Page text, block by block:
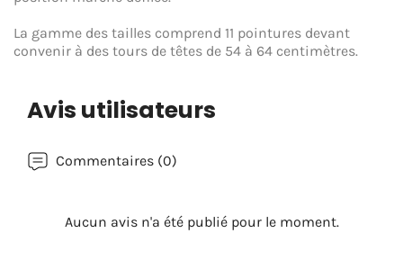
La gamme des tailles comprend 11 pointures devant
convenir à des tours de têtes de 54 à 64 centimètres.
Avis utilisateurs
Commentaires (0)
Aucun avis n'a été publié pour le moment.